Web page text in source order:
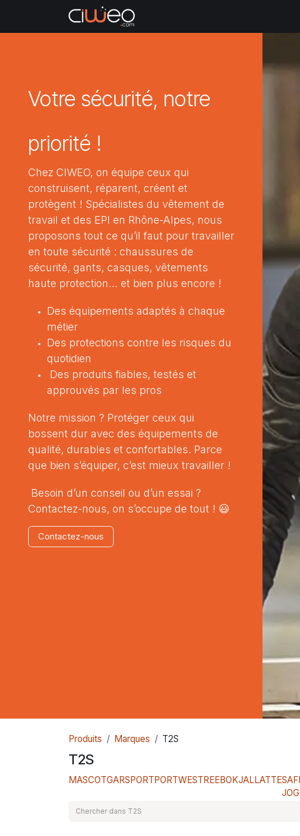
Votre sécurité, notre
priorité !
Chez CIWEO, on équipe ceux qui
construisent, réparent, créent et
protègent ! Spécialistes du vêtement de
travail et des EPI en Rhône-Alpes, nous
proposons tout ce qu’il faut pour travailler
en toute sécurité : chaussures de
sécurité, gants, casques, vêtements
haute protection… et bien plus encore !
Des équipements adaptés à chaque
métier
Des protections contre les risques du
quotidien
Des produits fiables, testés et
approuvés par les pros
Notre mission ? Protéger ceux qui
bossent dur avec des équipements de
qualité, durables et confortables. Parce
que bien s’équiper, c’est mieux travailler !
Besoin d’un conseil ou d’un essai ?
Contactez-nous, on s’occupe de tout ! 😃
Contactez​-n​ous
Produits Marques T2S
T2S
MASCOTGARSPORTPORTWESTREEBOKJALLATTE